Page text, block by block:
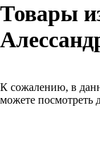
Товары
К сожалению, в
можете посмотреть